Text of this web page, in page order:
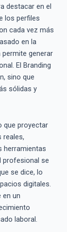
destacar en el
los perfiles
cada vez más
en la
generar
El Branding
sino que
sólidas y
que proyectar
reales,
herramientas
profesional se
se dice, lo
digitales.
en un
laboral.